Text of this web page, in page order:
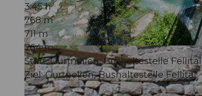
© Andermatt-Urserntal Tourismus GmbH, Ferienregion Andermatt
3:45 h
768 m
711 m
764 m
Start: Gurtnellen, Bushaltestelle Fellital
Ziel: Gurtnellen, Bushaltestelle Fellital